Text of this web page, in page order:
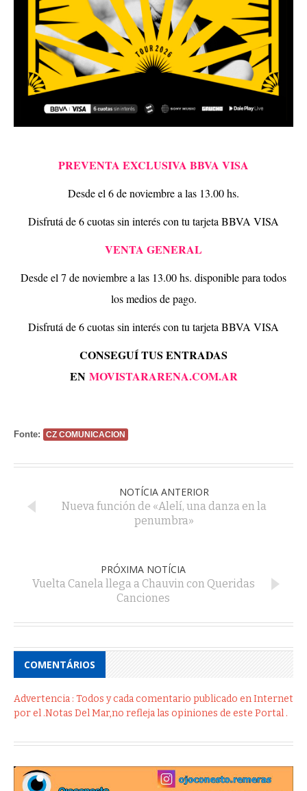
PREVENTA EXCLUSIVA BBVA VISA
Desde el 6 de noviembre a las 13.00 hs.
Disfrutá de 6 cuotas sin interés con tu tarjeta BBVA VISA
VENTA GENERAL
Desde el 7 de noviembre a las 13.00 hs. disponible para todos
los medios de pago.
Disfrutá de 6 cuotas sin interés con tu tarjeta BBVA VISA
CONSEGUÍ TUS ENTRADAS
EN MOVISTARARENA.COM.AR
Fonte: CZ COMUNICACION
NOTÍCIA ANTERIOR
Nueva función de «Alelí, una danza en la
penumbra»
PRÓXIMA NOTÍCIA
Vuelta Canela llega a Chauvin con Queridas
Canciones
COMENTÁRIOS
Advertencia : Todos y cada comentario publicado en Internet
por el .Notas Del Mar,no refleja las opiniones de este Portal .